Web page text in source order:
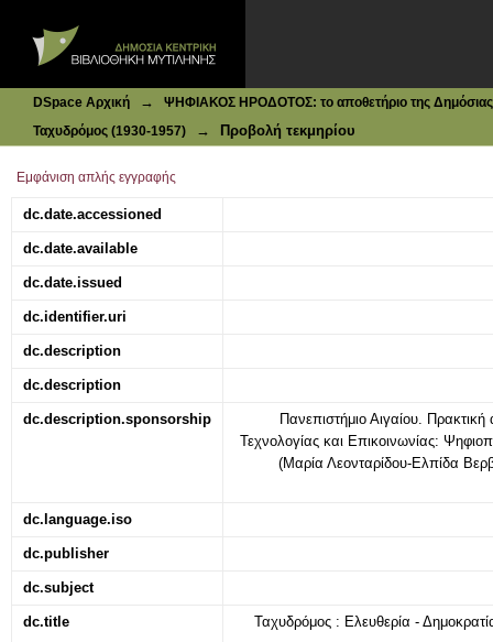
DSpace Αρχική →
ΨΗΦΙΑΚΟΣ ΗΡΟΔΟΤΟΣ: το αποθετήριο της Δημόσιας
Ταχυδρόμος (1930-1957)
→ Προβολή τεκμηρίου
Εμφάνιση απλής εγγραφής
dc.date.accessioned
dc.date.available
dc.date.issued
dc.identifier.uri
dc.description
dc.description
dc.description.sponsorship
Πανεπιστήμιο Αιγαίου.
Τεχνολογίας και Επικοινωνίας:
(Μαρία Λεονταρίδου-Ελπίδα
dc.language.iso
dc.publisher
dc.subject
dc.title Ταχυδρόμος : Ελευθερία -